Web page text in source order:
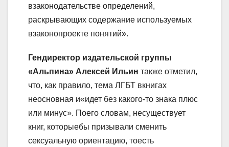
взаконодательстве определений,
раскрывающих содержание используемых
взаконопроекте понятий».
Гендиректор издательской группы
«Альпина» Алексей Ильин также отметил,
что, как правило, тема ЛГБТ вкнигах
неосновная и«идет без какого-то знака плюс
или минус». Поего словам, несуществует
книг, которыебы призывали сменить
сексуальную ориентацию, тоесть